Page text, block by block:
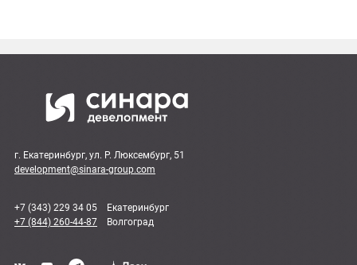
г. Екатеринбург, ул. Р. Люксембург, 51
development@sinara-group.com
+7 (343) 229 34 05 Екатеринбург
+7 (844) 260-44-87 Волгоград